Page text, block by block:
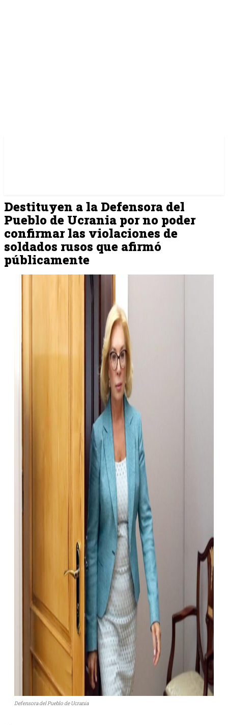
Destituyen a la Defensora del
Pueblo de Ucrania por no poder
confirmar las violaciones de
soldados rusos que afirmó
públicamente
Defensora del Pueblo de Ucrania